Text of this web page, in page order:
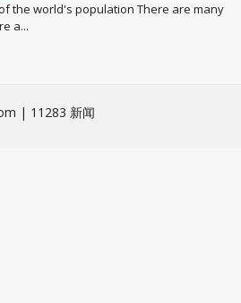
the world's population There are many
a...
| 11283 新闻